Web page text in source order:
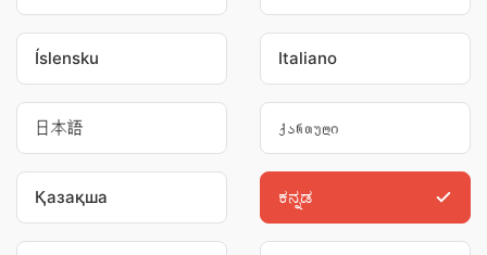
Íslensku Italiano
日本語 ქართული
Қазақша ಕನ್ನಡ